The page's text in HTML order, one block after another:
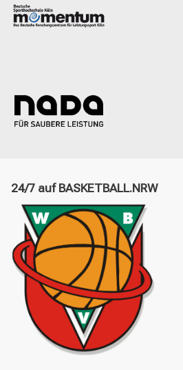
24/7 auf BASKETBALL.NRW